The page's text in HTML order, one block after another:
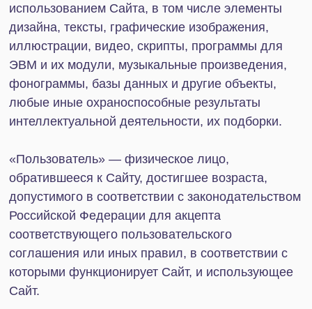
Администратором в соответствующих разделах
Сайта в прошлом, в настоящее время или в
будущем, касающимися функционирования
Сайта, условия использования Сайта,
совершения отдельных действий, связанных с
Сайтом, разъясняющими порядок
взаимодействия Администратора с
Пользователями, являются по своей сути
юридически обязательным соглашением между
1.3. Пользователь и Администратор
рассматривают Соглашение в качестве договора
Гражданского кодекса Российской Федерации.
Начиная использовать Сайт, Пользователь
соглашается с публичной офертой в соответствии
со ст. 438 Гражданского кодекса Российской
Федерации и подтверждает, что Соглашение не
содержит каких-либо условий, которые лишают
Пользователя прав, обычно предоставляемых по
договорам такого вида, не исключают или